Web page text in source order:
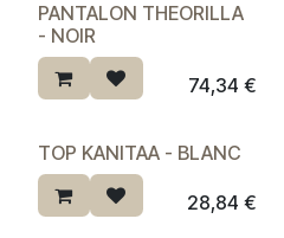
PANTALON THEORILLA
- NOIR
74,34 €
TOP KANITAA - BLANC
28,84 €